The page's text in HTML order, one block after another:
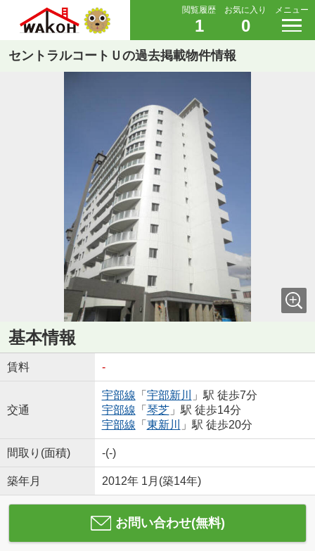
閲覧履歴
1
お気に入り
0
メニュー
セントラルコートＵの過去掲載物件情報
基本情報
賃料 -
交通
宇部線 「 宇部新川
」駅 徒歩7分
宇部線 「 琴芝」駅 徒歩14分
宇部線 「 東新川 」駅 徒歩20分
間取り(面積) -(-)
築年月 2012年 1月(築14年)
お問い合わせ(無料)